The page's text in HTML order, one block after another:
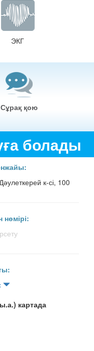
ЭКГ
Сұрақ қою
болады
к-сі, 100
картада